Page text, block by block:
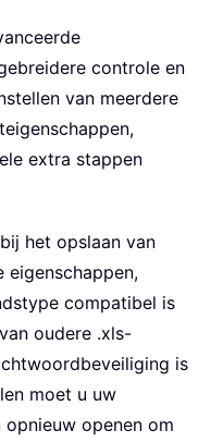
controle en
van meerdere
extra stappen
het opslaan van
eigenschappen,
compatibel is
oudere .xls-
is
moet u uw
openen om